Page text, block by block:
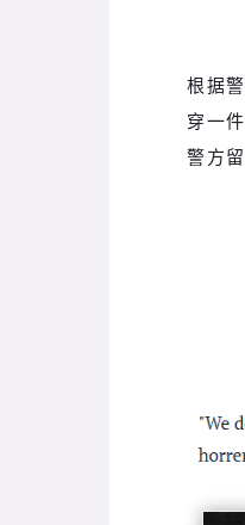
根据
穿一
警方